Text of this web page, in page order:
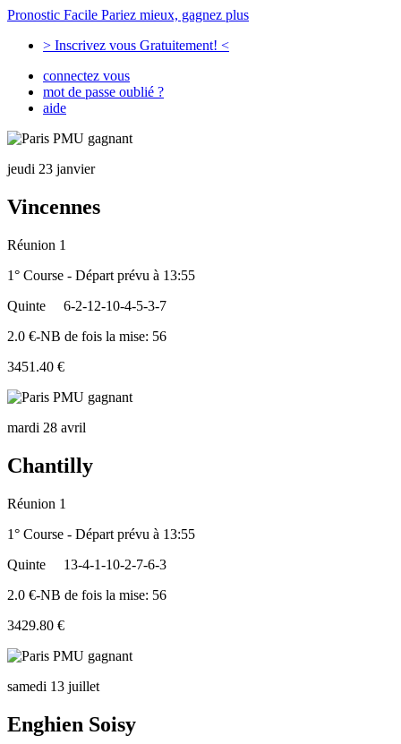
Pronostic Facile Pariez mieux, gagnez plus
> Inscrivez vous Gratuitement! <
connectez vous
mot de passe oublié ?
aide
jeudi 23 janvier
Vincennes
Réunion 1
1° Course - Départ prévu à 13:55
Quinte
6-2-12-10-4-5-3-7
2.0 €-NB de fois la mise: 56
3451.40 €
mardi 28 avril
Chantilly
Réunion 1
1° Course - Départ prévu à 13:55
Quinte
13-4-1-10-2-7-6-3
2.0 €-NB de fois la mise: 56
3429.80 €
samedi 13 juillet
Enghien Soisy